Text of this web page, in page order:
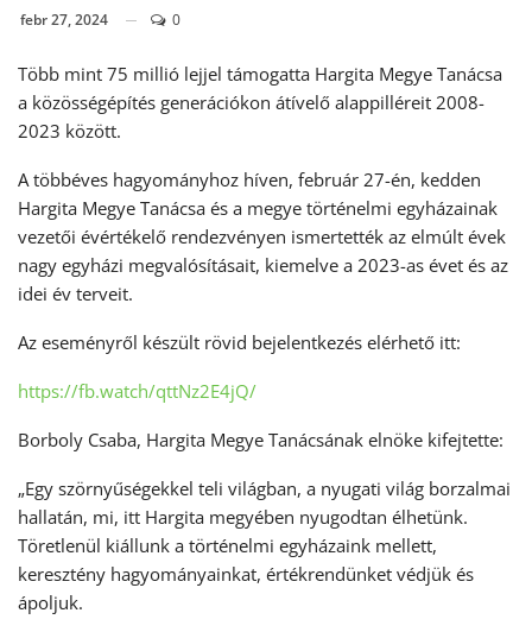
febr 27, 2024 0
Több mint 75 millió lejjel támogatta Hargita Megye Tanácsa
a közösségépítés generációkon átívelő alappilléreit 2008-
2023 között.
A többéves hagyományhoz híven, február 27-én, kedden
Hargita Megye Tanácsa és a megye történelmi egyházainak
vezetői évértékelő rendezvényen ismertették az elmúlt évek
nagy egyházi megvalósításait, kiemelve a 2023-as évet és az
idei év terveit.
Az eseményről készült rövid bejelentkezés elérhető itt:
https://fb.watch/qttNz2E4jQ/
Borboly Csaba, Hargita Megye Tanácsának elnöke kifejtette:
„Egy szörnyűségekkel teli világban, a nyugati világ borzalmai
hallatán, mi, itt Hargita megyében nyugodtan élhetünk.
Töretlenül kiállunk a történelmi egyházaink mellett,
keresztény hagyományainkat, értékrendünket védjük és
ápoljuk.